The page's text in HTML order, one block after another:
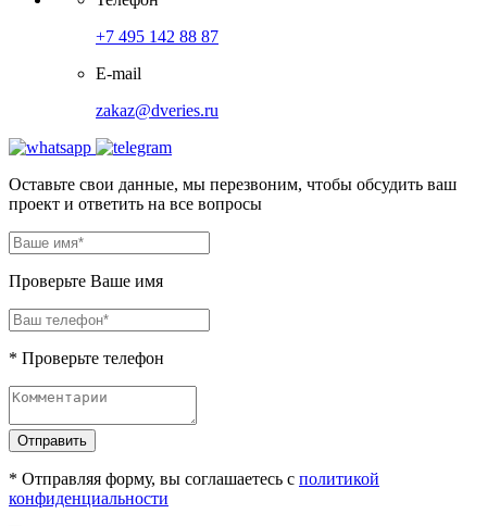
+7 495 142 88 87
E-mail
zakaz@dveries.ru
Оставьте свои данные, мы перезвоним, чтобы обсудить ваш
проект и ответить на все вопросы
Проверьте Ваше имя
* Проверьте телефон
Отправить
* Отправляя форму, вы соглашаетесь с политикой
конфиденциальности